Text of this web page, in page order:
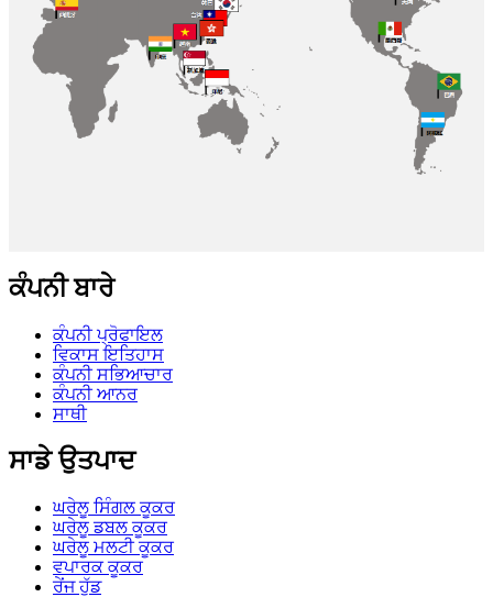
ਕੰਪਨੀ ਬਾਰੇ
ਕੰਪਨੀ ਪ੍ਰੋਫਾਇਲ
ਵਿਕਾਸ ਇਤਿਹਾਸ
ਕੰਪਨੀ ਸਭਿਆਚਾਰ
ਕੰਪਨੀ ਆਨਰ
ਸਾਥੀ
ਸਾਡੇ ਉਤਪਾਦ
ਘਰੇਲੂ ਸਿੰਗਲ ਕੂਕਰ
ਘਰੇਲੂ ਡਬਲ ਕੂਕਰ
ਘਰੇਲੂ ਮਲਟੀ ਕੂਕਰ
ਵਪਾਰਕ ਕੂਕਰ
ਰੇਂਜ ਹੁੱਡ